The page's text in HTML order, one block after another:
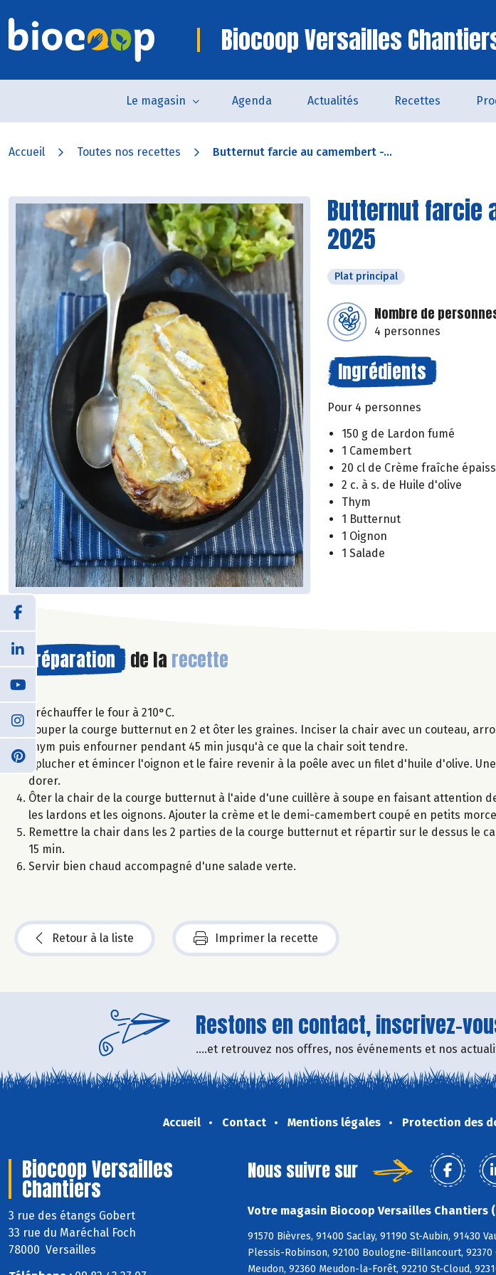
Biocoop Versailles
Le magasin Agenda Actualités Recettes
Accueil Toutes nos recettes Butternut farcie au camembert -...
Butternut farcie
2025
Plat principal
Nombre de
4 personnes
Ingrédients
Pour 4 personnes
150 g de Lardon fumé
1 Camembert
20 cl de Crème fraîche
2 c. à s. de Huile d'olive
Thym
1 Butternut
1 Oignon
1 Salade
Préparation de la recette
Préchauffer le four à 210°C.
Couper la courge butternut en 2 et ôter les graines. Inciser la chair avec un couteau,
thym puis enfourner pendant 45 min jusqu'à ce que la chair soit tendre.
Éplucher et émincer l'oignon et le faire revenir à la poêle avec un filet d'huile d'olive.
dorer.
Ôter la chair de la courge butternut à l'aide d'une cuillère à soupe en faisant attention
les lardons et les oignons. Ajouter la crème et le demi-camembert coupé en petits
Remettre la chair dans les 2 parties de la courge butternut et répartir sur le dessus le
15 min.
Servir bien chaud accompagné d'une salade verte.
Retour à la liste Imprimer la recette
Restons en contact, inscrivez-
....et retrouvez nos offres, nos événements et nos
Accueil Contact Mentions légales Protection des
Biocoop Versailles
Chantiers
3 rue des étangs Gobert
33 rue du Maréchal Foch
78000 Versailles
Nous suivre sur
Votre magasin Biocoop Versailles Chantiers
91570 Bièvres, 91400 Saclay, 91190 St-Aubin, 91430
Plessis-Robinson, 92100 Boulogne-Billancourt,
Meudon, 92360 Meudon-la-Forêt, 92210 St-Cloud,